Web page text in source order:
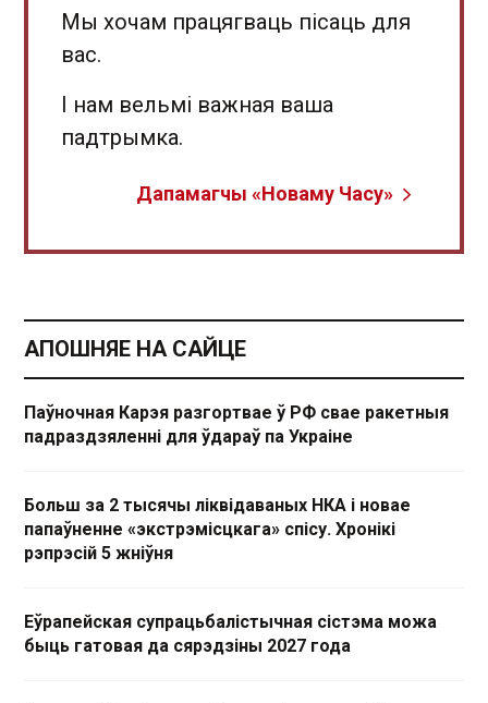
Мы хочам працягваць пісаць для
вас.
І нам вельмі важная ваша
падтрымка.
Дапамагчы «Новаму Часу»
АПОШНЯЕ НА САЙЦЕ
Паўночная Карэя разгортвае ў РФ свае ракетныя
падраздзяленні для ўдараў па Украіне
Больш за 2 тысячы ліквідаваных НКА і новае
папаўненне «экстрэмісцкага» спісу. Хронікі
рэпрэсій 5 жніўня
Еўрапейская супрацьбалістычная сістэма можа
быць гатовая да сярэдзіны 2027 года